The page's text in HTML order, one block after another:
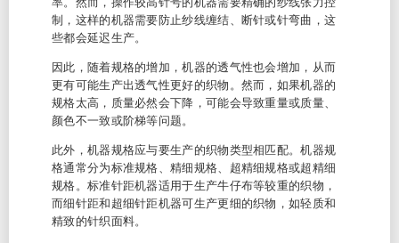
制，这样的机器需要防止纱线缠结、断针或针弯曲，这
些都会延迟生产。
因此，随着规格的增加，机器的透气性也会增加，从而
更有可能生产出透气性更好的织物。然而，如果机器的
规格太高，质量必然会下降，可能会导致重量或质量、
颜色不一致或阶梯等问题。
此外，机器规格应与要生产的织物类型相匹配。机器规
格通常分为标准规格、精细规格、超精细规格或超精细
规格。标准针距机器适用于生产牛仔布等较重的织物，
而细针距和超细针距机器可生产更细的织物，如轻质和
精致的针织面料。